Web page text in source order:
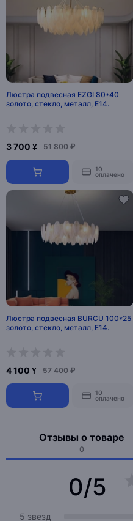
Люстра подвесная EZGI 80*40
золото, стекло, металл, Е14.
3 700 ¥ 51 800 ₽
10
оплачено
Люстра подвесная BURCU 100*25
золото, стекло, металл, Е14.
4 100 ¥ 57 400 ₽
10
оплачено
Отзывы о товаре
0
0/5
5 звезд